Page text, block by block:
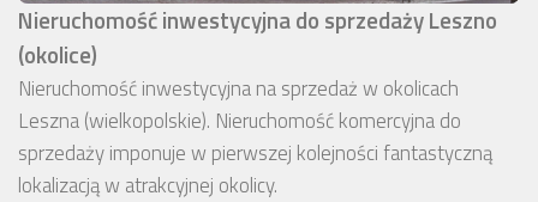
Nieruchomość inwestycyjna do sprzedaży Leszno
(okolice)
Nieruchomość inwestycyjna na sprzedaż w okolicach
Leszna (wielkopolskie). Nieruchomość komercyjna do
sprzedaży imponuje w pierwszej kolejności fantastyczną
lokalizacją w atrakcyjnej okolicy.